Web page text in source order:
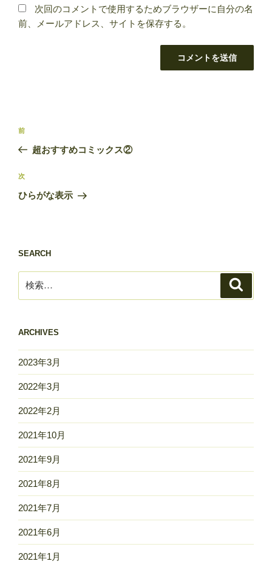
次回のコメントで使用するためブラウザーに自分の名
前、メールアドレス、サイトを保存する。
投
ビ
ゲ
ン
前
の
稿
前
超おすすめコミックス②
次
の
次
ひらがな表示
SEARCH
索:
ARCHIVES
2023年3月
2022年3月
2022年2月
2021年10月
2021年9月
2021年8月
2021年7月
2021年6月
2021年1月